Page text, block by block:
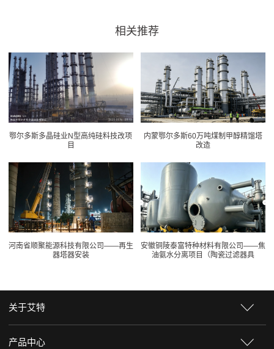
相关推荐
鄂尔多斯多晶硅业N型高纯硅料技改项
目
内蒙鄂尔多斯60万吨煤制甲醇精馏塔
改造
河南省顺聚能源科技有限公司——再生
器塔器安装
安徽铜陵泰富特种材料有限公司——焦
油氨水分离项目（陶瓷过滤器具
关于艾特
产品中心